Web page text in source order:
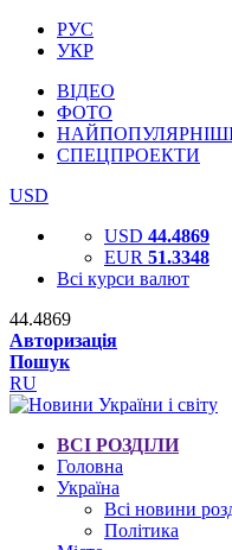
РУС
УКР
ВІДЕО
ФОТО
СПЕЦПРОЕКТИ
USD
USD 44.4869
EUR 51.3348
Всі курси валют
44.4869
Авторизація
Пошук
RU
ВСІ РОЗДІЛИ
Головна
Україна
Всі новини
Політика